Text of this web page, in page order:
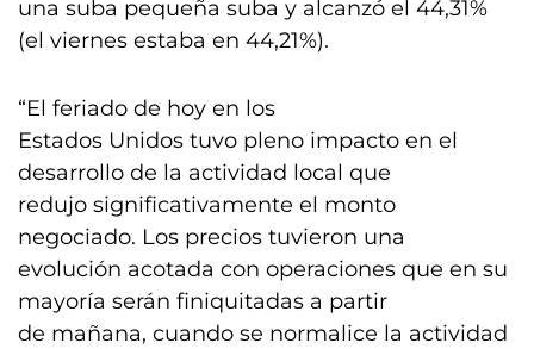
una suba pequeña suba y alcanzó el 44,31%
(el viernes estaba en 44,21%).
“El feriado de hoy en los
Estados Unidos tuvo pleno impacto en el
desarrollo de la actividad local que
redujo significativamente el monto
negociado. Los precios tuvieron una
evolución acotada con operaciones que en su
mayoría serán finiquitadas a partir
de mañana, cuando se normalice la actividad